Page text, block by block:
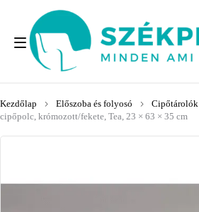
Kezdőlap Előszoba és folyosó Cipőtárolók
cipőpolc, krómozott/fekete, Tea, 23 × 63 × 35 cm